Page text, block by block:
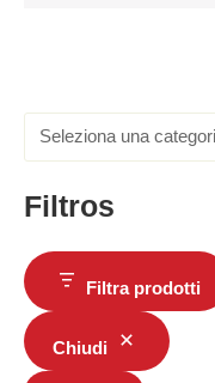
Filtros
Filtra prodotti
Chiudi